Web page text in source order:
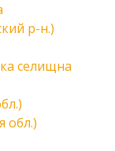
р-н.)
селищна
обл.)